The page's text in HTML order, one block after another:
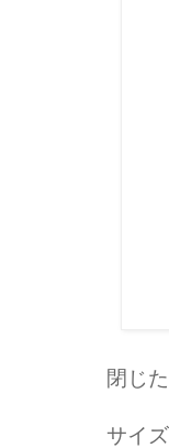
閉じ
サイ